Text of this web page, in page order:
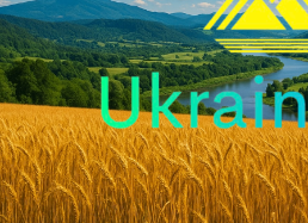
UKRAINE-IS
ПУТЕШЕСТВИЕ ПО